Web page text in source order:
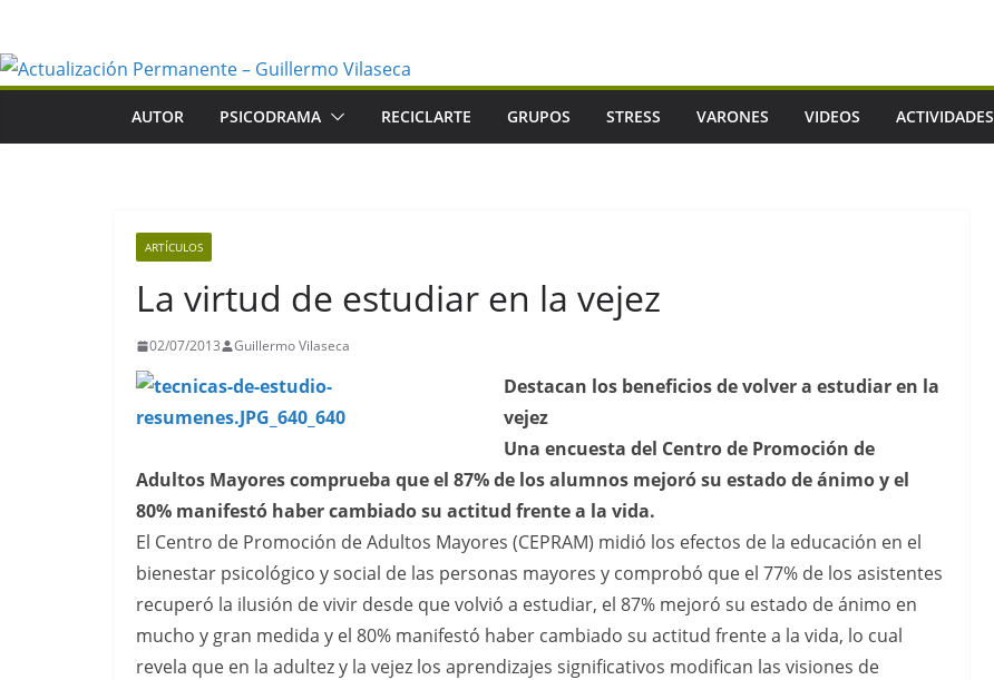
contenido
AUTOR PSICODRAMA RECICLARTE GRUPOS STRESS VARONES VIDEOS ACTIVIDADES
ARTÍCULOS
La virtud de estudiar en la vejez
02/07/2013 Guillermo Vilaseca
Destacan los beneficios de volver a estudiar en la
vejez
Una encuesta del Centro de Promoción de
Adultos Mayores comprueba que el 87% de los alumnos mejoró su estado de ánimo y el
80% manifestó haber cambiado su actitud frente a la vida.
El Centro de Promoción de Adultos Mayores (CEPRAM) midió los efectos de la educación en el
bienestar psicológico y social de las personas mayores y comprobó que el 77% de los asistentes
recuperó la ilusión de vivir desde que volvió a estudiar, el 87% mejoró su estado de ánimo en
mucho y gran medida y el 80% manifestó haber cambiado su actitud frente a la vida, lo cual
revela que en la adultez y la vejez los aprendizajes significativos modifican las visiones de